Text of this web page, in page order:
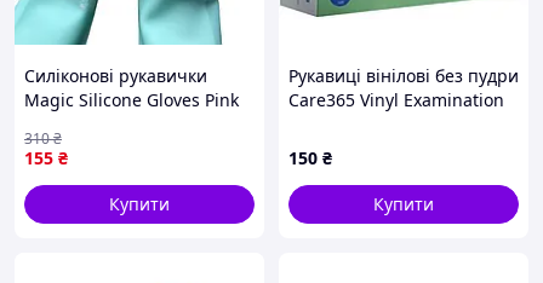
Силіконові рукавички
Magic Silicone Gloves Pink
миття посуду для будинку.
Колір: бірюзовий AT-91
155 ₴
310₴
Купити
Рукавиці вінілові без пудри
Care365 Vinyl Examination
150 ₴
Купити